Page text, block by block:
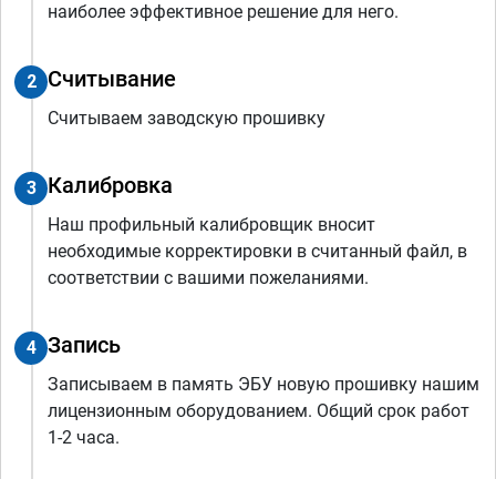
наиболее эффективное решение для него.
2 Считывание
Считываем заводскую прошивку
3 Калибровка
Наш профильный калибровщик вносит
необходимые корректировки в считанный файл, в
соответствии с вашими пожеланиями.
4 Запись
Записываем в память ЭБУ новую прошивку нашим
лицензионным оборудованием. Общий срок работ
1-2 часа.